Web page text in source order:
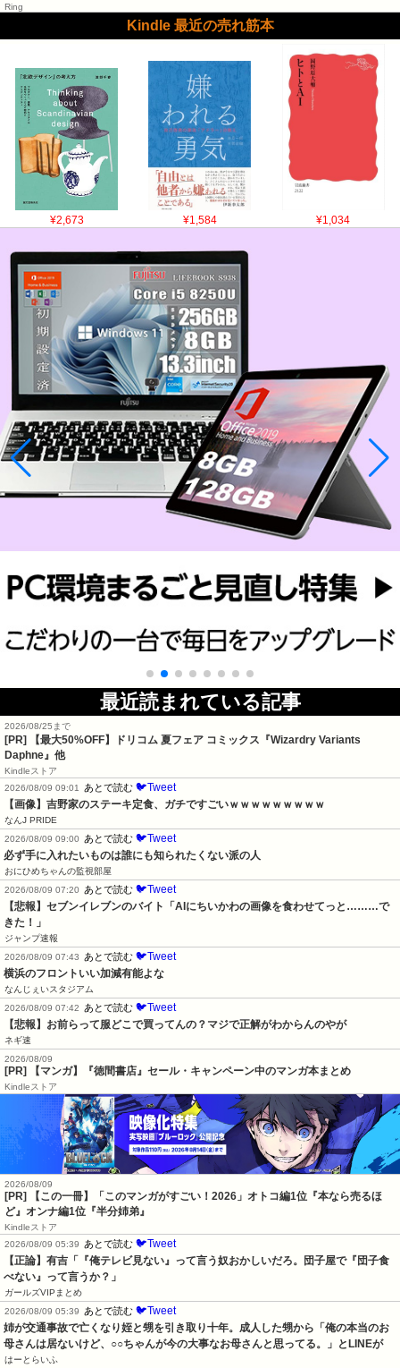
Ring
Kindle 最近の売れ筋本
¥2,673 ¥1,584 ¥1,034
最近読まれている記事
2026/08/25まで
[PR]
【最大50%OFF】ドリコム 夏フェア コミックス『Wizardry Variants
Daphne』他
Kindleストア
2026/08/09 09:01
あとで読む 🐦Tweet
【画像】吉野家のステーキ定食、ガチですごいｗｗｗｗｗｗｗｗｗ
なんJ PRIDE
2026/08/09 09:00
あとで読む 🐦Tweet
必ず手に入れたいものは誰にも知られたくない派の人
おにひめちゃんの監視部屋
2026/08/09 07:20
あとで読む 🐦Tweet
【悲報】セブンイレブンのバイト「AIにちいかわの画像を食わせてっと………で
きた！」
ジャンプ速報
2026/08/09 07:43
あとで読む 🐦Tweet
横浜のフロントいい加減有能よな
なんじぇいスタジアム
2026/08/09 07:42
あとで読む 🐦Tweet
【悲報】お前らって服どこで買ってんの？マジで正解がわからんのやが
ネギ速
2026/08/09
[PR] 【マンガ】『徳間書店』セール・キャンペーン中のマンガ本まとめ
Kindleストア
2026/08/09
[PR] 【この一冊】「このマンガがすごい！2026」オトコ編1位『本なら売るほ
ど』オンナ編1位『半分姉弟』
Kindleストア
2026/08/09 05:39
あとで読む 🐦Tweet
【正論】有吉「『俺テレビ見ない』って言う奴おかしいだろ。団子屋で『団子食
べない』って言うか？」
ガールズVIPまとめ
2026/08/09 05:39
あとで読む 🐦Tweet
姉が交通事故で亡くなり姪と甥を引き取り十年。成人した甥から「俺の本当のお
母さんは居ないけど、○○ちゃんが今の大事なお母さんと思ってる。」とLINEが
はーとらいふ